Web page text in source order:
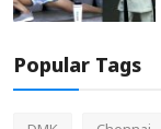
Popular Tags